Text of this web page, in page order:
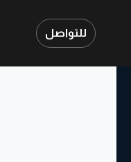
للتواصل